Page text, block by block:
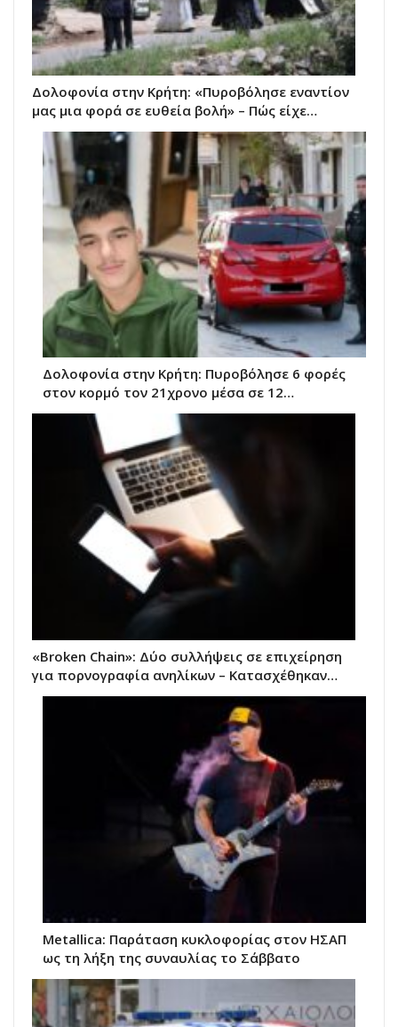
Δολοφονία στην Κρήτη: «Πυροβόλησε εναντίον
μας μια φορά σε ευθεία βολή» – Πώς είχε…
Δολοφονία στην Κρήτη: Πυροβόλησε 6 φορές
στον κορμό τον 21χρονο μέσα σε 12…
«Broken Chain»: Δύο συλλήψεις σε επιχείρηση
για πορνογραφία ανηλίκων – Κατασχέθηκαν…
Metallica: Παράταση κυκλοφορίας στον ΗΣΑΠ
ως τη λήξη της συναυλίας το Σάββατο